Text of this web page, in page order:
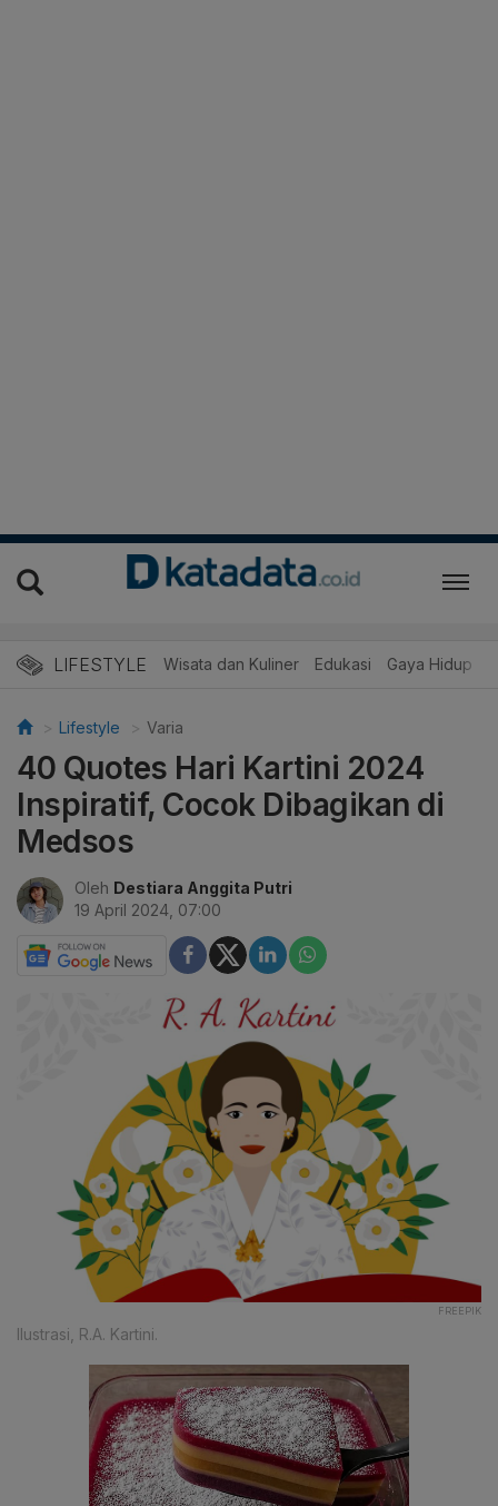
LIFESTYLE Wisata dan Kuliner Edukasi Gaya Hidup
Lifestyle Varia
40 Quotes Hari Kartini 2024
Inspiratif, Cocok Dibagikan di
Medsos
Oleh Destiara Anggita Putri
19 April 2024, 07:00
FREEPIK
Ilustrasi, R.A. Kartini.